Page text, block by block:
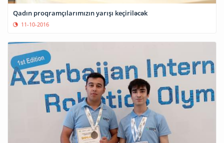
Qadın proqramçılarımızın yarışı keçiriləcək
11-10-2016